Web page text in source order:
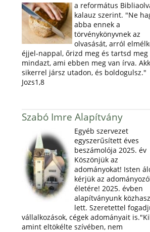
a református
kalauz szerint. "Ne
abba ennek a
törvénykönyvnek az
olvasását, arról
éjjel-nappal, őrizd meg és tartsd meg
mindazt, ami ebben meg van írva.
sikerrel jársz utadon, és boldogulsz."
Jozs1,8
Szabó Imre Alapítvány
Egyéb szervezet
egyszerűsített éves
beszámolója 2025. év
Köszönjük az
adományokat! Isten
kérjük az
életére! 2025. évben
alapítványunk
lett. Szeretettel
vállalkozások, cégek adományait
amint eltökélte szívében, nem